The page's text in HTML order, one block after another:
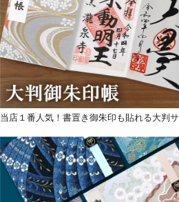
当店１番人気！書置き御朱印も貼れる大判